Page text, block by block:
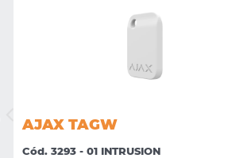
AJAX TAGW
Cód. 3293 - 01 INTRUSION